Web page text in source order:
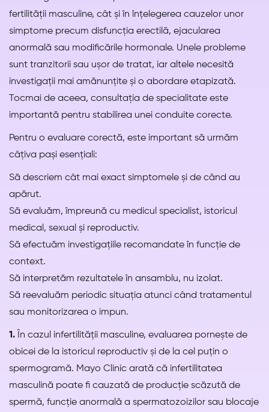
fertilității masculine, cât și în înțelegerea cauzelor unor
simptome precum disfuncția erectilă, ejacularea
anormală sau modificările hormonale. Unele probleme
sunt tranzitorii sau ușor de tratat, iar altele necesită
investigații mai amănunțite și o abordare etapizată.
Tocmai de aceea, consultația de specialitate este
importantă pentru stabilirea unei conduite corecte.
Pentru o evaluare corectă, este important să urmăm
câțiva pași esențiali:
Să descriem cât mai exact simptomele și de când au
apărut.
Să evaluăm, împreună cu medicul specialist, istoricul
medical, sexual și reproductiv.
Să efectuăm investigațiile recomandate în funcție de
context.
Să interpretăm rezultatele în ansamblu, nu izolat.
Să reevaluăm periodic situația atunci când tratamentul
sau monitorizarea o impun.
1. În cazul infertilității masculine, evaluarea pornește de
obicei de la istoricul reproductiv și de la cel puțin o
spermogramă. Mayo Clinic arată că infertilitatea
masculină poate fi cauzată de producție scăzută de
spermă, funcție anormală a spermatozoizilor sau blocaje